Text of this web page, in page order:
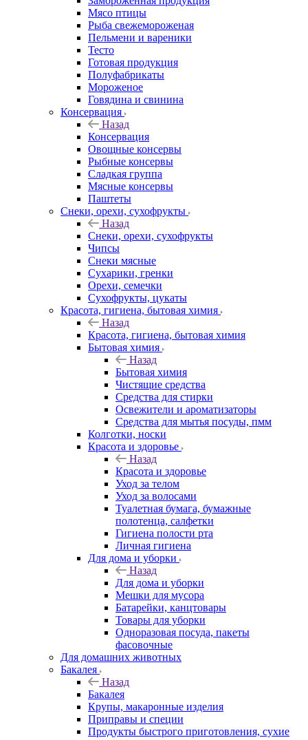
Мясо птицы
Рыба свежемороженая
Пельмени и вареники
Тесто
Готовая продукция
Полуфабрикаты
Мороженое
Говядина и свинина
Консервация
Назад
Консервация
Овощные консервы
Рыбные консервы
Сладкая группа
Мясные консервы
Паштеты
Снеки, орехи, сухофрукты
Назад
Снеки, орехи, сухофрукты
Чипсы
Снеки мясные
Сухарики, гренки
Орехи, семечки
Сухофрукты, цукаты
Красота, гигиена, бытовая химия
Назад
Красота, гигиена, бытовая химия
Бытовая химия
Назад
Бытовая химия
Чистящие средства
Средства для стирки
Освежители и ароматизаторы
Средства для мытья посуды, пмм
Колготки, носки
Красота и здоровье
Назад
Красота и здоровье
Уход за телом
Уход за волосами
Туалетная бумага, бумажные
полотенца, салфетки
Гигиена полости рта
Личная гигиена
Для дома и уборки
Назад
Для дома и уборки
Мешки для мусора
Батарейки, канцтовары
Товары для уборки
Одноразовая посуда, пакеты
фасовочные
Для домашних животных
Бакалея
Назад
Бакалея
Крупы, макаронные изделия
Приправы и специи
Продукты быстрого приготовления, сухие